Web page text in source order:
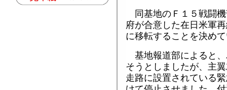
同基地のＦ１５戦闘
府が合意した在日米軍
に移転することを決め
基地報道部によると
そうとしましたが、主
走路に設置されている